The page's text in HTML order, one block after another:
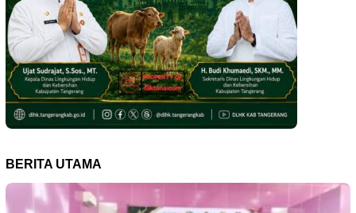
BERITA UTAMA